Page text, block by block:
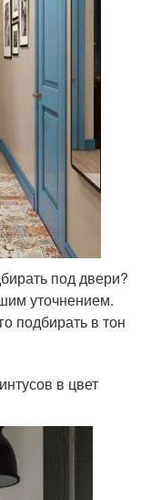
под двери?
уточнением.
подбирать в тон
в цвет